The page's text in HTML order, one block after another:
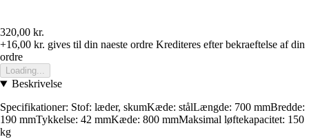
320,00 kr.
+16,00 kr. gives til din naeste ordre Krediteres efter bekraeftelse af din
ordre
Loading...
Beskrivelse
Specifikationer: Stof: læder, skumKæde: stålLængde: 700 mmBredde:
190 mmTykkelse: 42 mmKæde: 800 mmMaksimal løftekapacitet: 150
kg